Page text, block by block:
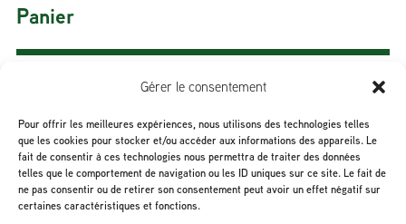
Gérer le consentement
Pour offrir les meilleures expériences, nous utilisons des technologies telles
que les cookies pour stocker et/ou accéder aux informations des appareils. Le
fait de consentir à ces technologies nous permettra de traiter des données
telles que le comportement de navigation ou les ID uniques sur ce site. Le fait de
ne pas consentir ou de retirer son consentement peut avoir un effet négatif sur
certaines caractéristiques et fonctions.
Panier
Sous-total :0,00$
Voir le panier